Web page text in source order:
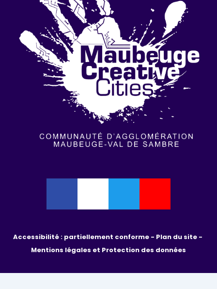
Accessibilité : partiellement conforme -
Mentions légales et Protection des données